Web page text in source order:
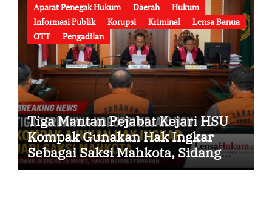
Aparat Penegak Hukum Daerah
Hukum
Informasi Publik
Korupsi Kriminal
Lensa Banua
OTT
Pengadilan
Tiga Mantan Pejabat Kejari HSU
Kompak Gunakan Hak Ingkar
Sebagai Saksi Mahkota, Sidang
Korupsi Diwarnai Perdebatan